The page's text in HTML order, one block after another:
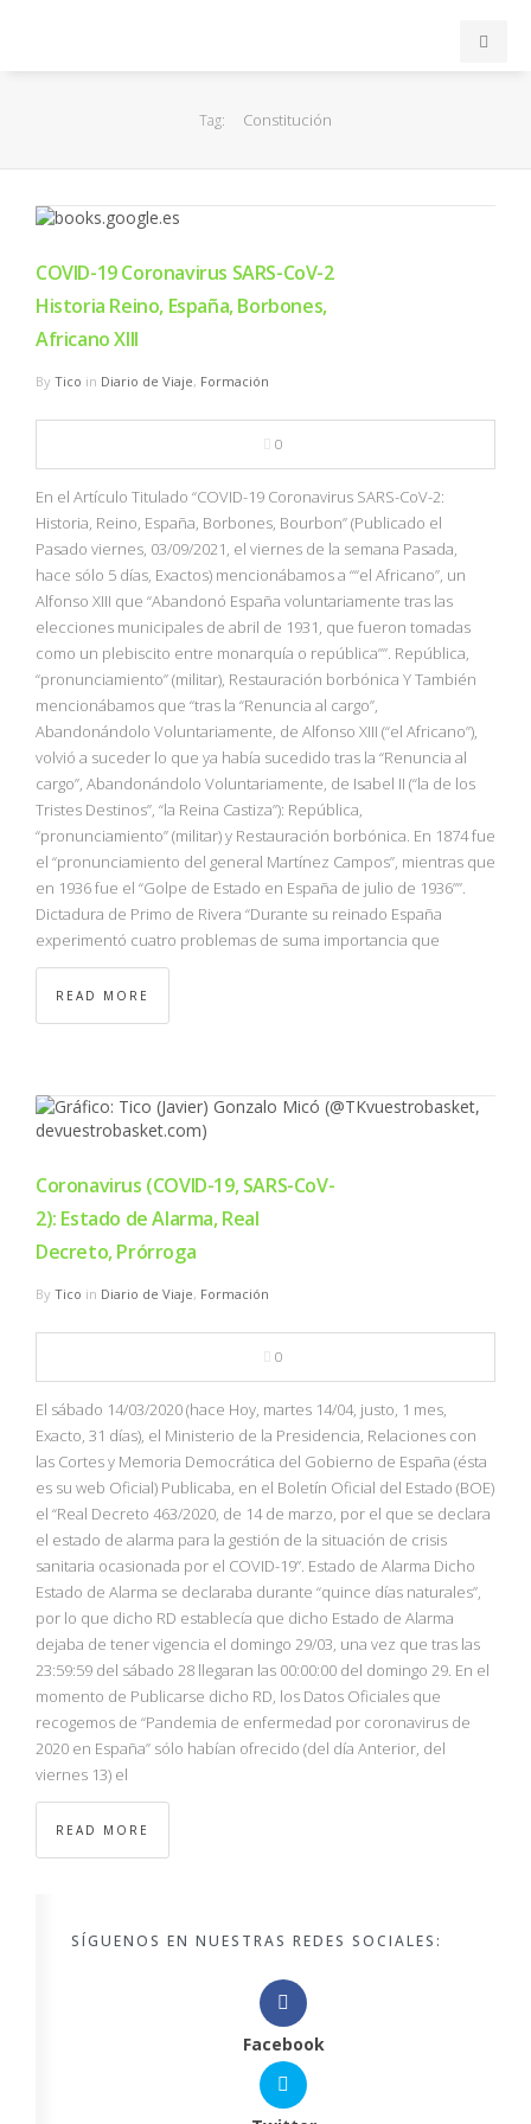
EuroLeague
FIBA
OTROS
NBA
MULTIMEDIA
Tag: Constitución
COVID-19 Coronavirus SARS-CoV-2
Historia Reino, España, Borbones,
Africano XIII
By Tico in Diario de Viaje, Formación
0
En el Artículo Titulado “COVID-19 Coronavirus SARS-CoV-2:
Historia, Reino, España, Borbones, Bourbon” (Publicado el
Pasado viernes, 03/09/2021, el viernes de la semana Pasada,
hace sólo 5 días, Exactos) mencionábamos a ““el Africano”, un
Alfonso XIII que “Abandonó España voluntariamente tras las
elecciones municipales de abril de 1931, que fueron tomadas
como un plebiscito entre monarquía o república””. República,
“pronunciamiento” (militar), Restauración borbónica Y También
mencionábamos que “tras la “Renuncia al cargo”,
Abandonándolo Voluntariamente, de Alfonso XIII (“el Africano”),
volvió a suceder lo que ya había sucedido tras la “Renuncia al
cargo”, Abandonándolo Voluntariamente, de Isabel II (“la de los
Tristes Destinos”, “la Reina Castiza”): República,
“pronunciamiento” (militar) y Restauración borbónica. En 1874 fue
el “pronunciamiento del general Martínez Campos”, mientras que
en 1936 fue el “Golpe de Estado en España de julio de 1936””.
Dictadura de Primo de Rivera “Durante su reinado España
experimentó cuatro problemas de suma importancia que
READ MORE
Coronavirus (COVID-19, SARS-CoV-
2): Estado de Alarma, Real
Decreto, Prórroga
By Tico in Diario de Viaje, Formación
0
El sábado 14/03/2020 (hace Hoy, martes 14/04, justo, 1 mes,
Exacto, 31 días), el Ministerio de la Presidencia, Relaciones con
las Cortes y Memoria Democrática del Gobierno de España (ésta
es su web Oficial) Publicaba, en el Boletín Oficial del Estado (BOE)
el “Real Decreto 463/2020, de 14 de marzo, por el que se declara
el estado de alarma para la gestión de la situación de crisis
sanitaria ocasionada por el COVID-19”. Estado de Alarma Dicho
Estado de Alarma se declaraba durante “quince días naturales”,
por lo que dicho RD establecía que dicho Estado de Alarma
dejaba de tener vigencia el domingo 29/03, una vez que tras las
23:59:59 del sábado 28 llegaran las 00:00:00 del domingo 29. En el
momento de Publicarse dicho RD, los Datos Oficiales que
recogemos de “Pandemia de enfermedad por coronavirus de
2020 en España” sólo habían ofrecido (del día Anterior, del
viernes 13) el
READ MORE
SÍGUENOS EN NUESTRAS REDES SOCIALES:
Facebook